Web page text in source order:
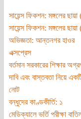
সায়েন্স ফিকশন: মঙ্গলের
সায়েন্স ফিকশন: মঙ্গলের ছায়া
অভিজ্ঞতা: আন্তনগর হাওর
এক্সপ্রেস
বর্তমান সরকারের শিক্ষার
দাবি এবং বাস্তবতা নিয়ে
নোট
বন্ধুদের কাণ্ডকীর্তি: ১
মেডিক্যালে ভর্তি পরীক্ষা